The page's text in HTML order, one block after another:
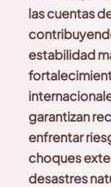
las cuentas
estabilidad
garantizan
enfrentar
choques
desastres